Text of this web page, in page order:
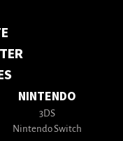
NINTENDO
3DS
Nintendo Switch